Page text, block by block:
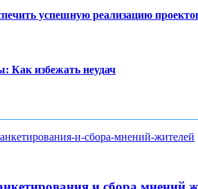
успешную реализацию
Как избежать неудач